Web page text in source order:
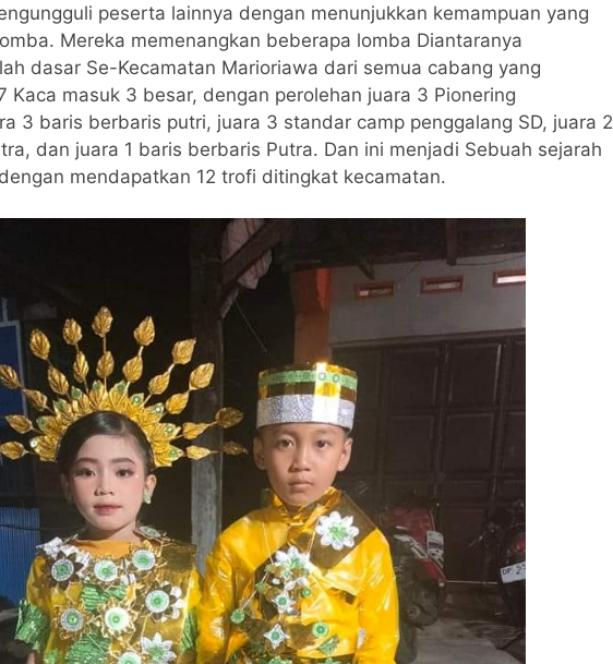
peserta lainnya dengan menunjukkan kemampuan yang
Mereka memenangkan beberapa lomba Diantaranya
dasar Se-Kecamatan Marioriawa dari semua cabang yang
Kaca masuk 3 besar, dengan perolehan juara 3 Pionering
3 baris berbaris putri, juara 3 standar camp penggalang SD, juara 2
dan juara 1 baris berbaris Putra. Dan ini menjadi Sebuah sejarah
mendapatkan 12 trofi ditingkat kecamatan.